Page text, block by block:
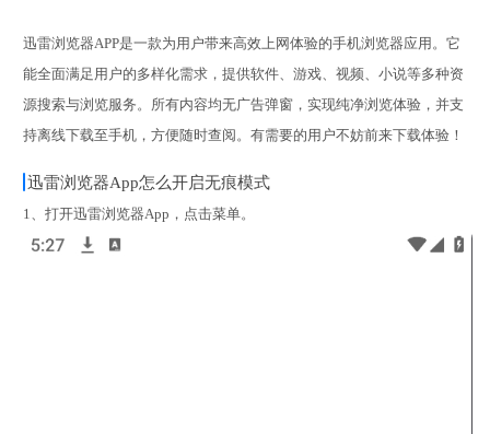
迅雷浏览器APP是一款为用户带来高效上网体验的手机浏览器应用。它
能全面满足用户的多样化需求，提供软件、游戏、视频、小说等多种资
源搜索与浏览服务。所有内容均无广告弹窗，实现纯净浏览体验，并支
持离线下载至手机，方便随时查阅。有需要的用户不妨前来下载体验！
迅雷浏览器App怎么开启无痕模式
1、打开迅雷浏览器App，点击菜单。